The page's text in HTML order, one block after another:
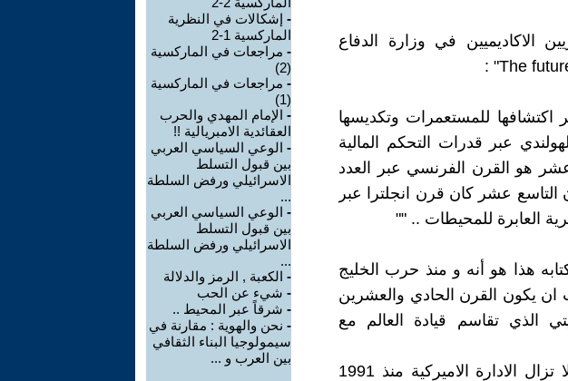
الاكاديميين في وزارة الدفاع
للمستعمرات وتكديسها
عبر قدرات التحكم المالية
عشر هو القرن الفرنسي عبر العدد
التاسع عشر كان قرن انجلترا عبر
العابرة للمحيطات .. ""
هذا هو أنه و منذ حرب الخليج
قد قررت ان يكون القرن الحادي والعشرين
الذي تقاسم قيادة العالم مع
لا نزال في اول 14 سنة مطلع هذا القرن ، ولا تزال الادارة الاميركية منذ 1991
- إشكالات في النظرية
الماركسية 1-2
- مراجعات في الماركسية
(2)
- مراجعات في الماركسية
(1)
- الإمام المهدي والحرب
العقائدية الامبريالية !!
- الوعي السياسي العربي
بين قبول التسلط
الاسرائيلي ورفض السلطة
...
- الوعي السياسي العربي
بين قبول التسلط
الاسرائيلي ورفض السلطة
...
- الكعبة , الرمز والدلالة
- شيء عن الحب
- شرقاً عبر المحيط ..
- نحن والهوية : مقارنة في
سيمولوجيا البناء الثقافي
بين العرب و ...